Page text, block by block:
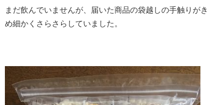
まだ飲んでいませんが、届いた商品の袋越しの手触りがき
め細かくさらさらしていました。